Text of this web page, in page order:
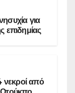
για
επιδημίας
νεκροί από